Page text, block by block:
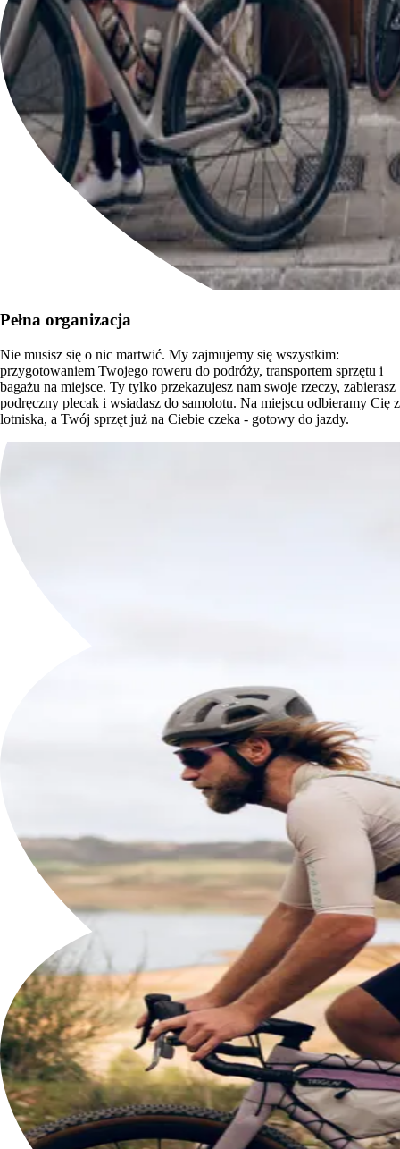
Pełna organizacja
Nie musisz się o nic martwić. My zajmujemy się wszystkim:
przygotowaniem Twojego roweru do podróży, transportem sprzętu i
bagażu na miejsce. Ty tylko przekazujesz nam swoje rzeczy, zabierasz
podręczny plecak i wsiadasz do samolotu. Na miejscu odbieramy Cię z
lotniska, a Twój sprzęt już na Ciebie czeka - gotowy do jazdy.